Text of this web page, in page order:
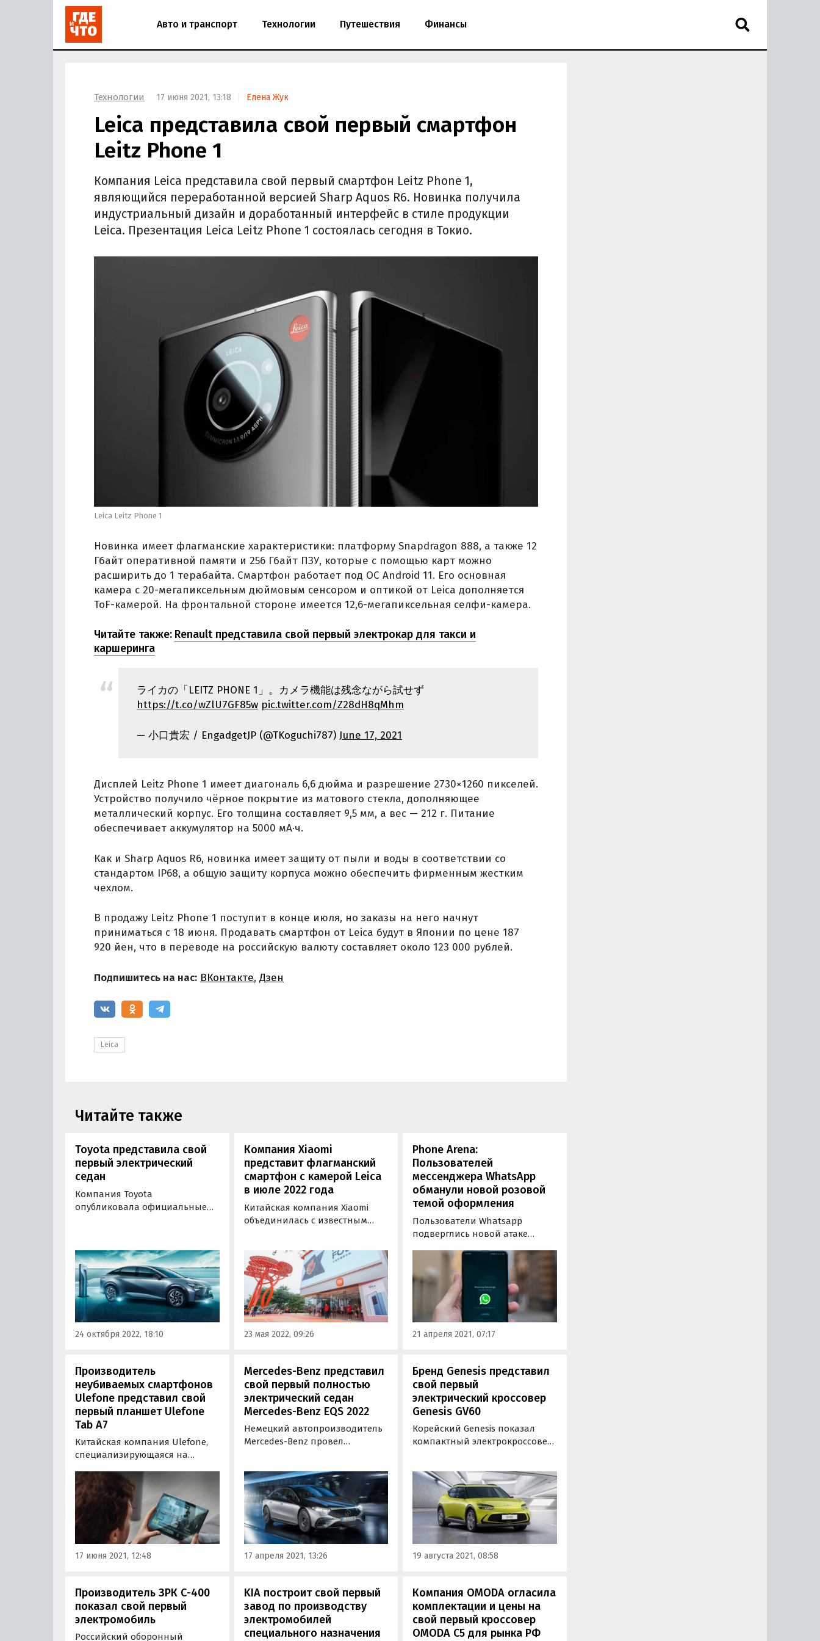
Авто и транспорт Технологии Путешествия Финансы
Технологии 17 июня 2021, 13:18 Елена Жук
Leica представила свой первый смартфон
Leitz Phone 1
Компания Leica представила свой первый смартфон Leitz Phone 1,
являющийся переработанной версией Sharp Aquos R6. Новинка получила
индустриальный дизайн и доработанный интерфейс в стиле продукции
Leica. Презентация Leica Leitz Phone 1 состоялась сегодня в Токио.
Leica Leitz Phone 1
Новинка имеет флагманские характеристики: платформу Snapdragon 888, а также 12
Гбайт оперативной памяти и 256 Гбайт ПЗУ, которые с помощью карт можно
расширить до 1 терабайта. Смартфон работает под ОС Android 11. Его основная
камера с 20-мегапиксельным дюймовым сенсором и оптикой от Leica дополняется
ToF-камерой. На фронтальной стороне имеется 12,6-мегапиксельная селфи-камера.
Читайте также: Renault представила свой первый электрокар для такси и
каршеринга
ライカの「LEITZ PHONE 1」。カメラ機能は残念ながら試せず
https://t.co/wZlU7GF85w pic.twitter.com/Z28dH8qMhm
— 小口貴宏 / EngadgetJP (@TKoguchi787) June 17, 2021
Дисплей Leitz Phone 1 имеет диагональ 6,6 дюйма и разрешение 2730×1260 пикселей.
Устройство получило чёрное покрытие из матового стекла, дополняющее
металлический корпус. Его толщина составляет 9,5 мм, а вес — 212 г. Питание
обеспечивает аккумулятор на 5000 мА·ч.
Как и Sharp Aquos R6, новинка имеет защиту от пыли и воды в соответствии со
стандартом IP68, а общую защиту корпуса можно обеспечить фирменным жестким
чехлом.
В продажу Leitz Phone 1 поступит в конце июля, но заказы на него начнут
приниматься с 18 июня. Продавать смартфон от Leica будут в Японии по цене 187
920 йен, что в переводе на российскую валюту составляет около 123 000 рублей.
Подпишитесь на нас: ВКонтакте, Дзен
Leica
Читайте также
Toyota представила свой
первый электрический
седан
Компания Toyota
опубликовала официальные
своей истории. Он создан
совместно с китайским
автоконцерном BYD
специально для рынка Китая,
пишут «Автоновости дня».
24 октября 2022, 18:10
Компания Xiaomi
представит флагманский
смартфон с камерой Leica
в июле 2022 года
Китайская компания Xiaomi
объединилась с известным
этом на своей странице в
соцсети Weibo сообщил Лу
Вейбинг, президент Xiaomi
Group China и генеральный
директор бренда Redmi.
23 мая 2022, 09:26
Phone Arena:
Пользователей
мессенджера WhatsApp
обманули новой розовой
темой оформления
Пользователи Whatsapp
подверглись новой атаке
«розовой темы» оформления.
Последний вид угрозы связан с
распространением на
платформе чатов ссылки, при
открытии которой хакеры
могут получить доступ к
мобильному устройству…
21 апреля 2021, 07:17
Производитель
неубиваемых смартфонов
Ulefone представил свой
первый планшет Ulefone
Tab A7
Китайская компания Ulefone,
специализирующаяся на
смартфонов и умных
носителей, представила свой
первый планшет. Новинка под
названием Ulefone Tab A7
получила довольно
интересный дизайн и 10,1-
дюймовый дисплей с
17 июня 2021, 12:48
Mercedes-Benz представил
свой первый полностью
электрический седан
Mercedes-Benz EQS 2022
Немецкий автопроизводитель
Mercedes-Benz провел
седана Mercedes-Benz EQS 2022
модельного года с дальностью
хода в 770 км на одном заряде
батарей.
17 апреля 2021, 13:26
Бренд Genesis представил
свой первый
электрический кроссовер
Genesis GV60
Корейский Genesis показал
компактный электрокроссовер
электромобилем бренда, взяла
в основу общую модульную
платформу E-GMP от Hyundai-
Kia и, таким образом, оказалась
премиальным собратом уже
представленных…
19 августа 2021, 08:58
Производитель ЗРК С-400
показал свой первый
электромобиль
Российский оборонный
KIA построит свой первый
завод по производству
электромобилей
специального назначения
Компания OMODA огласила
комплектации и цены на
свой первый кроссовер
OMODA C5 для рынка РФ